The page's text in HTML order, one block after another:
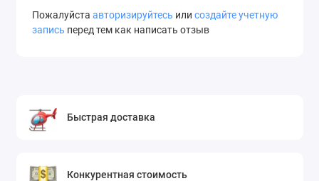
Пожалуйста авторизируйтесь или создайте учетную
запись перед тем как написать отзыв
Быстрая доставка
Конкурентная стоимость